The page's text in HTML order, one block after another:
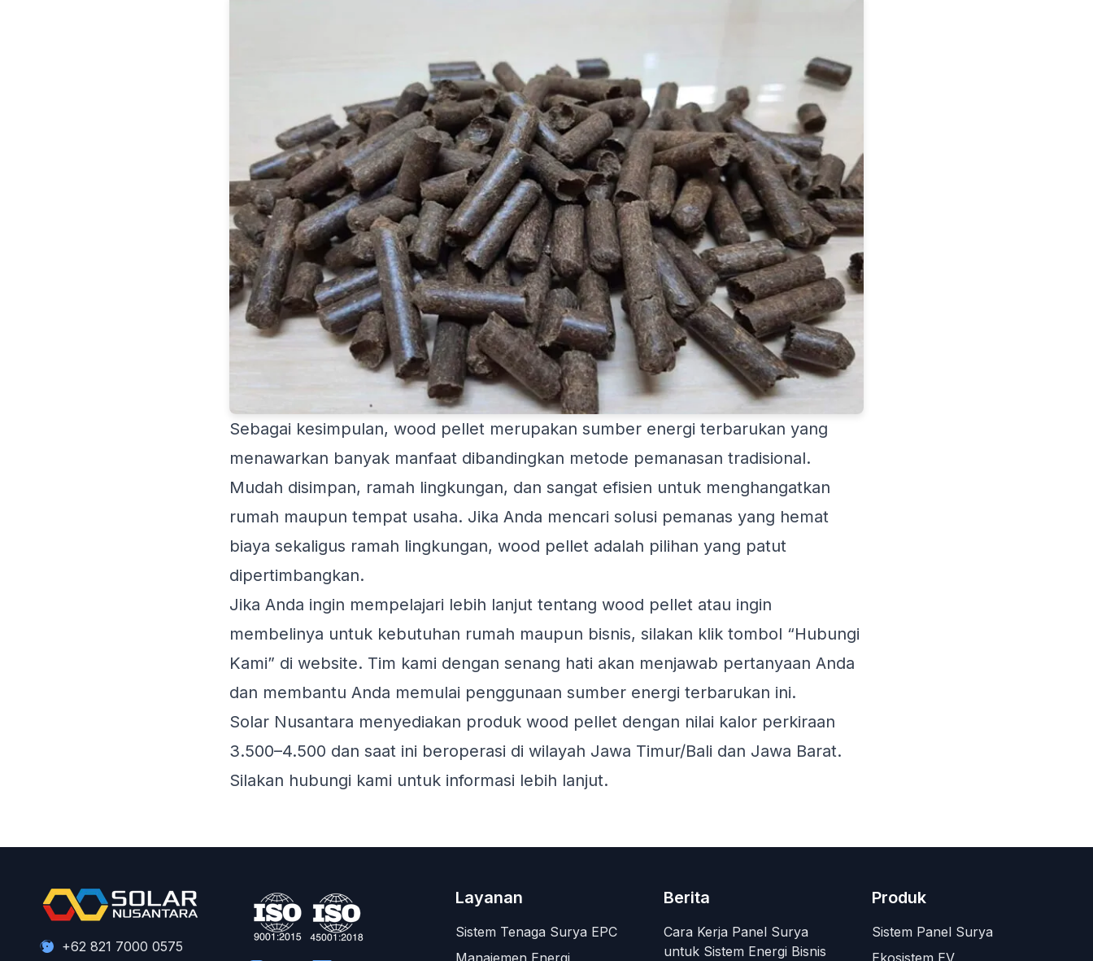
Sebagai kesimpulan, wood pellet merupakan sumber energi terbarukan yang
menawarkan banyak manfaat dibandingkan metode pemanasan tradisional.
Mudah disimpan, ramah lingkungan, dan sangat efisien untuk menghangatkan
rumah maupun tempat usaha. Jika Anda mencari solusi pemanas yang hemat
biaya sekaligus ramah lingkungan, wood pellet adalah pilihan yang patut
dipertimbangkan.
Jika Anda ingin mempelajari lebih lanjut tentang wood pellet atau ingin
membelinya untuk kebutuhan rumah maupun bisnis, silakan klik tombol “Hubungi
Kami” di website. Tim kami dengan senang hati akan menjawab pertanyaan Anda
dan membantu Anda memulai penggunaan sumber energi terbarukan ini.
Solar Nusantara menyediakan produk wood pellet dengan nilai kalor perkiraan
3.500–4.500 dan saat ini beroperasi di wilayah Jawa Timur/Bali dan Jawa Barat.
Silakan hubungi kami untuk informasi lebih lanjut.
+62 821 7000 0575
Layanan
Sistem Tenaga Surya EPC
Berita
Cara Kerja Panel Surya
untuk Sistem Energi Bisnis
Produk
Sistem Panel Surya